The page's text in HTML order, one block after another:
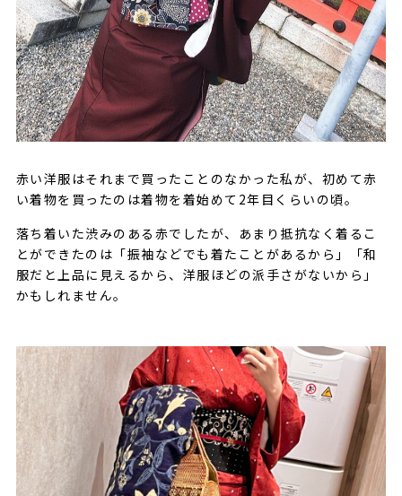
赤い洋服はそれまで買ったことのなかった私が、初めて赤
い着物を買ったのは着物を着始めて2年目くらいの頃。
落ち着いた渋みのある赤でしたが、あまり抵抗なく着るこ
とができたのは「振袖などでも着たことがあるから」「和
服だと上品に見えるから、洋服ほどの派手さがないから」
かもしれません。